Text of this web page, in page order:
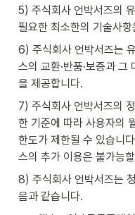
5) 주식회사 언박서즈의
필요한 최소한의 기술사
6) 주식회사 언박서즈는
스의 교환·반품·보증과
을 제공합니다.
7) 주식회사 언박서즈의
한 기준에 따라 사용자의
한도가 제한될 수 있습니
스의 추가 이용은 불가능
8) 주식회사 언박서즈는
음과 같습니다.